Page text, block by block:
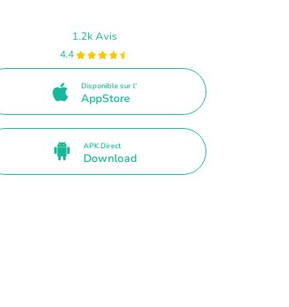
1.2k Avis
4.4
Disponible sur l'
AppStore
APK Direct
Download